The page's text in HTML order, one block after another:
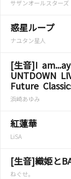
サザンオールスターズ
惑星ループ
ナユタン星人
[生音]I
UNTDOWN
Future
浜崎あゆみ
紅蓮華
LiSA
[生音]織姫と
ねぐせ。